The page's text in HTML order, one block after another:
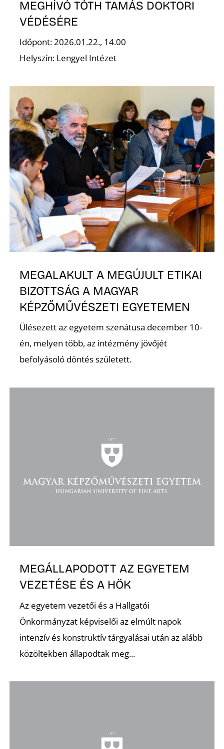
MEGHÍVÓ TÓTH TAMÁS DOKTORI
VÉDÉSÉRE
Időpont: 2026.01.22., 14.00
Helyszín: Lengyel Intézet
MEGALAKULT A MEGÚJULT ETIKAI
BIZOTTSÁG A MAGYAR
KÉPZŐMŰVÉSZETI EGYETEMEN
Ülésezett az egyetem szenátusa december 10-
én, melyen több, az intézmény jövőjét
befolyásoló döntés született.
MEGÁLLAPODOTT AZ EGYETEM
VEZETÉSE ÉS A HÖK
Az egyetem vezetői és a Hallgatói
Önkormányzat képviselői az elmúlt napok
intenzív és konstruktív tárgyalásai után az alább
közöltekben állapodtak meg...